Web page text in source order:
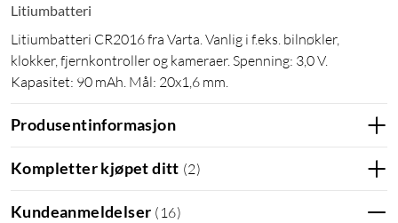
Litiumbatteri
Litiumbatteri CR2016 fra Varta. Vanlig i f.eks. bilnøkler,
klokker, fjernkontroller og kameraer. Spenning: 3,0 V.
Kapasitet: 90 mAh. Mål: 20x1,6 mm.
Produsentinformasjon
Kompletter kjøpet ditt (2)
Kundeanmeldelser ( 16)